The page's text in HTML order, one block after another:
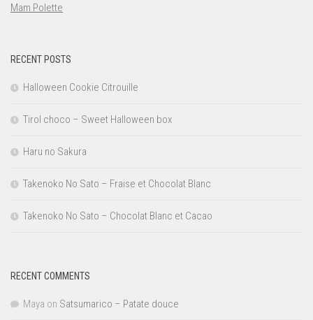
Mam Polette
RECENT POSTS
Halloween Cookie Citrouille
Tirol choco – Sweet Halloween box
Haru no Sakura
Takenoko No Sato – Fraise et Chocolat Blanc
Takenoko No Sato – Chocolat Blanc et Cacao
RECENT COMMENTS
Maya on Satsumarico – Patate douce